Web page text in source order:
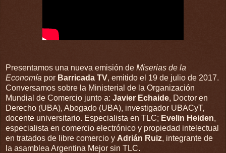
Presentamos una nueva emisión de Miserias de la
Economía por Barricada TV, emitido el 19 de julio de 2017.
Conversamos sobre la Ministerial de la Organización
Mundial de Comercio junto a: Javier Echaide, Doctor en
Derecho (UBA), Abogado (UBA), investigador UBACyT,
docente universitario. Especialista en TLC; Evelin Heiden,
especialista en comercio electrónico y propiedad intelectual
en tratados de libre comercio y Adrián Ruiz, integrante de
la asamblea Argentina Mejor sin TLC.